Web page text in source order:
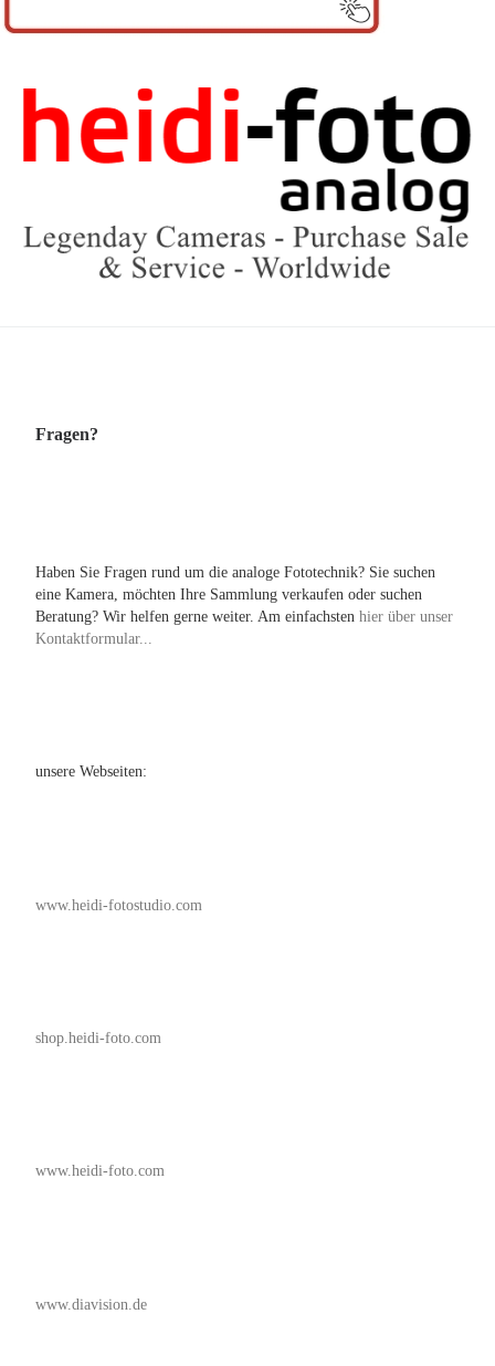
Fragen?
Haben Sie Fragen rund um die analoge Fototechnik? Sie suchen
eine Kamera, möchten Ihre Sammlung verkaufen oder suchen
Beratung? Wir helfen gerne weiter. Am einfachsten hier über unser
Kontaktformular...
unsere Webseiten:
www.heidi-fotostudio.com
shop.heidi-foto.com
www.heidi-foto.com
www.diavision.de